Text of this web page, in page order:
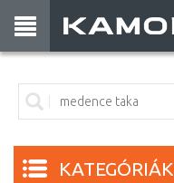
KATEGÓRIÁK